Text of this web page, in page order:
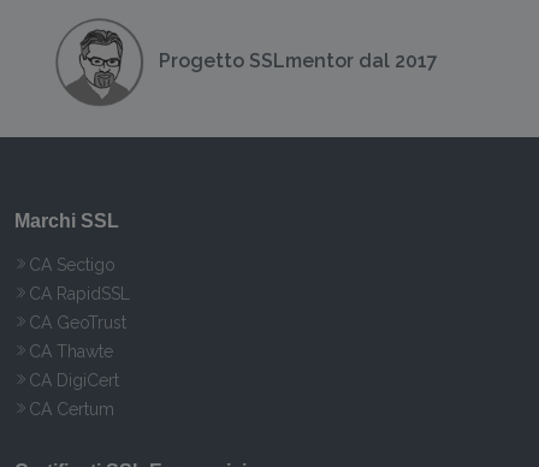
Progetto SSLmentor dal 2017
Marchi SSL
CA Sectigo
CA RapidSSL
CA GeoTrust
CA Thawte
CA DigiCert
CA Certum